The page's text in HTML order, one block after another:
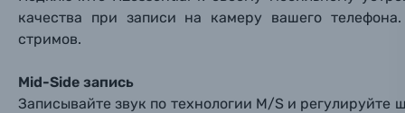
Аксессуары для фото и видеокамер
Оптические приборы
Вами с
Имя*
качества при записи на камеру вашего
стримов.
Mid-Side запись
Записывайте звук по технологии M/S и регулируйте